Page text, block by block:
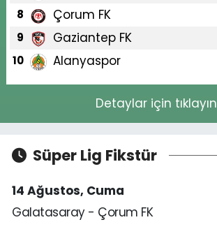
8 Çorum FK
9 Gaziantep FK
10 Alanyaspor
Detaylar için tıklayın
Süper Lig Fikstür
14 Ağustos, Cuma
Galatasaray - Çorum FK